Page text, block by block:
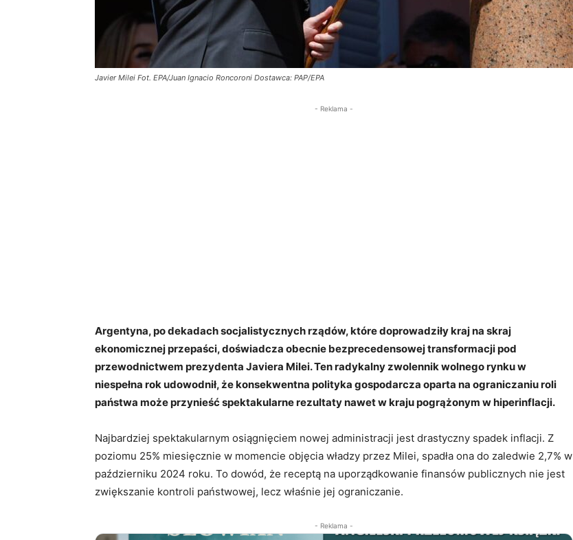
Javier Milei Fot. EPA/Juan Ignacio Roncoroni Dostawca: PAP/EPA
- Reklama -
Argentyna, po dekadach socjalistycznych rządów, które doprowadziły kraj na skraj
ekonomicznej przepaści, doświadcza obecnie bezprecedensowej transformacji pod
przewodnictwem prezydenta Javiera Milei. Ten radykalny zwolennik wolnego rynku w
niespełna rok udowodnił, że konsekwentna polityka gospodarcza oparta na ograniczaniu roli
państwa może przynieść spektakularne rezultaty nawet w kraju pogrążonym w hiperinflacji.
Najbardziej spektakularnym osiągnięciem nowej administracji jest drastyczny spadek inflacji. Z
poziomu 25% miesięcznie w momencie objęcia władzy przez Milei, spadła ona do zaledwie 2,7% w
październiku 2024 roku. To dowód, że receptą na uporządkowanie finansów publicznych nie jest
zwiększanie kontroli państwowej, lecz właśnie jej ograniczanie.
- Reklama -